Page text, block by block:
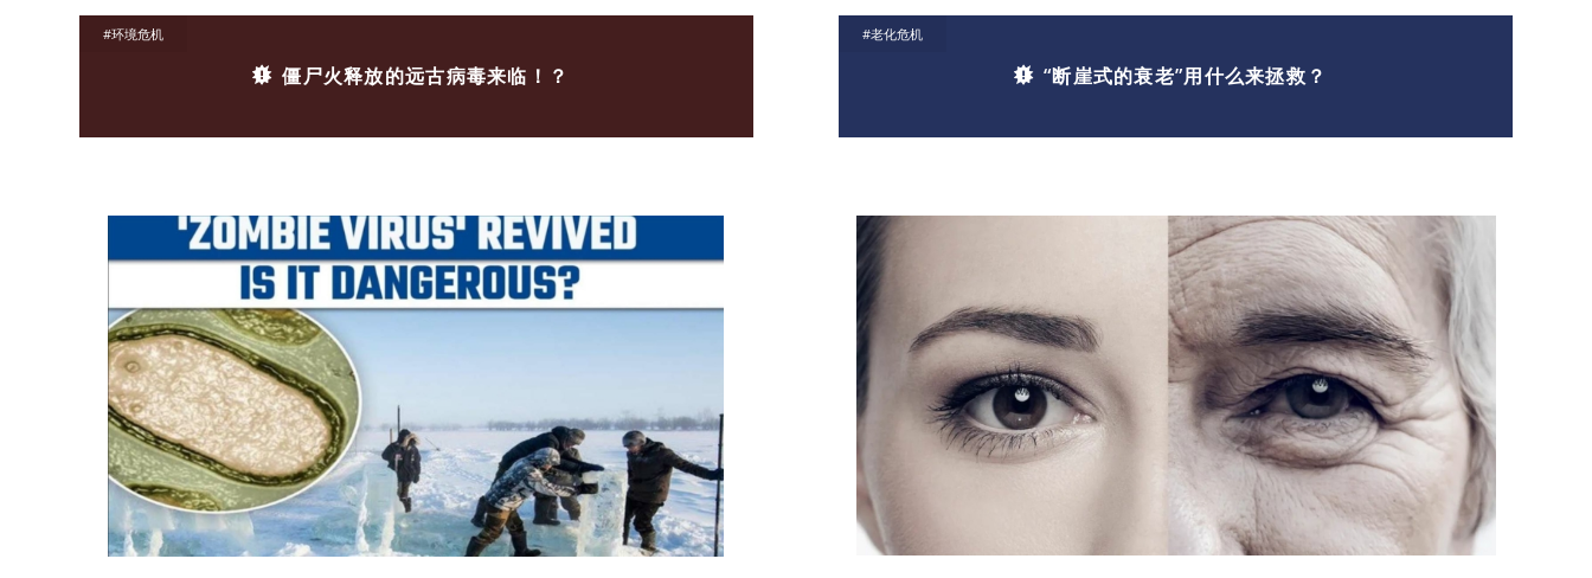
#环境危机
僵尸火释放的远古病毒来临！？
#老化危机
“断崖式的衰老”用什么来拯救？